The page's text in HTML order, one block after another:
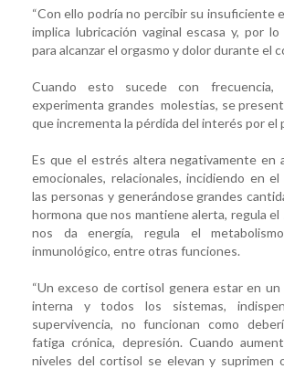
“Con ello podría no percibir su insuficiente
implica lubricación vaginal escasa y, por
para alcanzar el orgasmo y dolor durante el
Cuando esto sucede con
experimenta grandes molestias, se
que incrementa la pérdida del interés por el
Es que el estrés altera negativamente en
emocionales, relacionales, incidiendo en
las personas y generándose grandes
hormona que nos mantiene alerta, regula el
nos da energía, regula el
inmunológico, entre otras funciones.
“Un exceso de cortisol genera estar en
interna y todos los sistemas,
supervivencia, no funcionan como
fatiga crónica, depresión. Cuando
niveles del cortisol se elevan y suprimen